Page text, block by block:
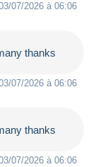
07/2026 à 06:06
thanks
07/2026 à 06:06
thanks
07/2026 à 06:06